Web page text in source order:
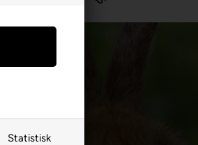
Statistisk